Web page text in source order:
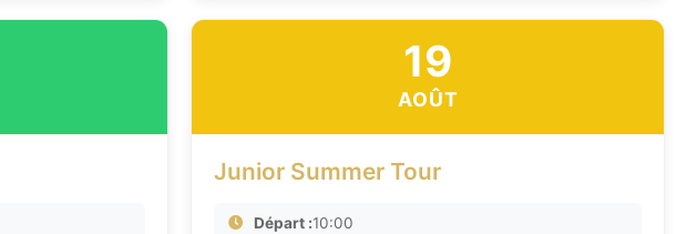
19
AOÛT
Junior Summer Tour
Départ :10:00